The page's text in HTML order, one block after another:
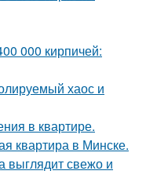
000 кирпичей:
хаос и
в квартире.
квартира в Минске.
выглядит свежо и